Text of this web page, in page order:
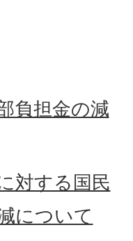
負担金の減
対する国民
について